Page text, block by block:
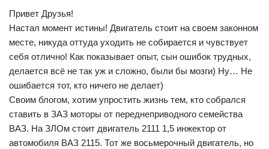
Привет Друзья!
Настал момент истины! Двигатель стоит на своем законном
месте, никуда оттуда уходить не собирается и чувствует
себя отлично! Как показывает опыт, сын ошибок трудных,
делается всё не так уж и сложно, были бы мозги) Ну… Не
ошибается тот, кто ничего не делает)
Своим блогом, хотим упростить жизнь тем, кто собрался
ставить в ЗАЗ моторы от переднеприводного семейства
ВАЗ. На ЗЛОм стоит двигатель 2111 1,5 инжектор от
автомобиля ВАЗ 2115. Тот же восьмерочный двигатель, но